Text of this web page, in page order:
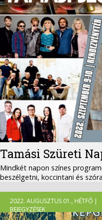
Tamási Szüreti
Mindkét napon színes
beszélgetni, koccintani és
2022. AUGUSZTUS 01., HÉTFŐ |
BEJEGYZÉSEK